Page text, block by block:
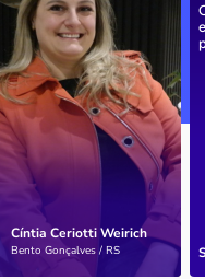
Cíntia Ceriotti Weirich
Bento Gonçalves / RS